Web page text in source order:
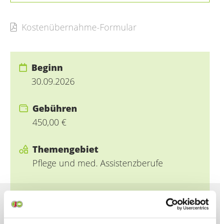
Kostenübernahme-Formular
Beginn
30.09.2026
Gebühren
450,00 €
Themengebiet
Pflege und med. Assistenzberufe